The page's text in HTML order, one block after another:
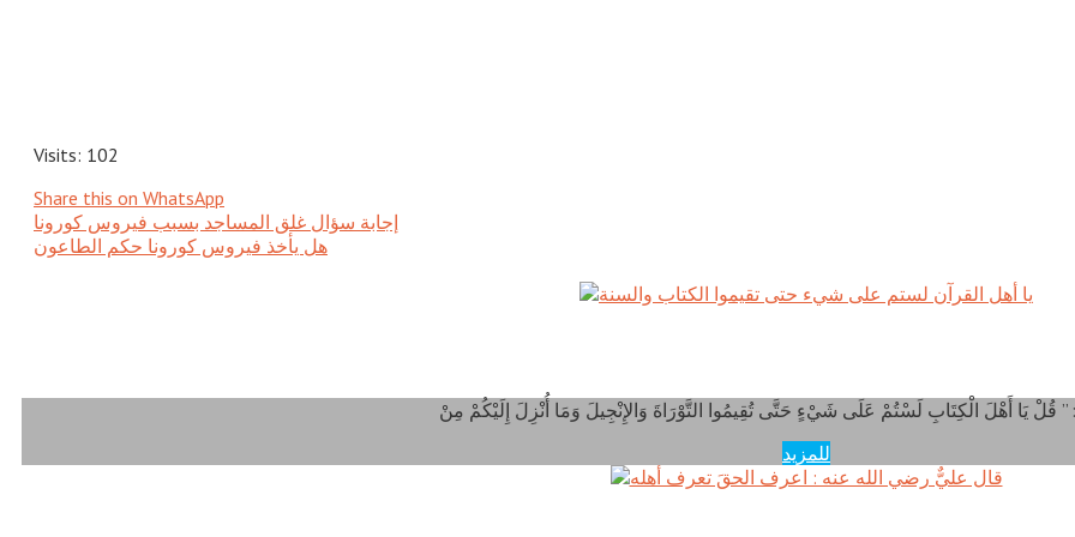
Visits: 102
Share this on WhatsApp
إجابة سؤال غلق المساجد بسبب فيروس كورونا
هل يأخذ فيروس كورونا حكم الطاعون
للمزيد